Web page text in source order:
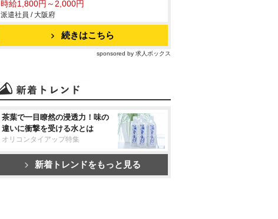
時給1,800円～2,000円
派遣社員 / 大阪府
続きはこちら
sponsored by 求人ボックス
茶葉で一目瞭然の浸透力！味の
違いに衝撃を受ける水とは
オリコンタイアップ特集
新着トレンドをもっと見る